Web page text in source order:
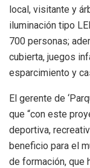
local, visitante y
iluminación tipo
700 personas;
cubierta, juegos
esparcimiento y
El gerente de
que “con este
deportiva,
beneficio para el
de formación, que